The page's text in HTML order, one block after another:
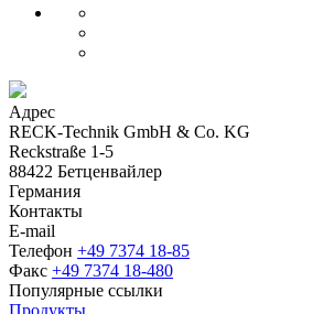
Адрес
RECK-Technik GmbH & Co. KG
Reckstraße 1-5
88422 Бетценвайлер
Германия
Контакты
E-mail
Телефон +49 7374 18-85
Факс +49 7374 18-480
Популярные ссылки